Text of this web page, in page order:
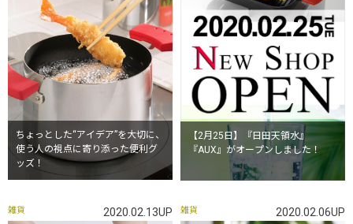
ちょっとした“アイデア”を大切に、
使う人の視点に寄り添った便利グ
ッズ！
【2月25日】『日田天領水』
『AUX』がオープンしました！
雑貨 2020.02.13UP 雑貨 2020.02.06UP